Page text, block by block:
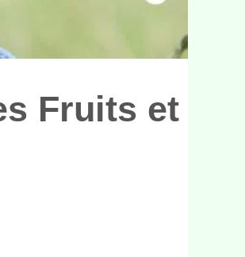
Fruits et